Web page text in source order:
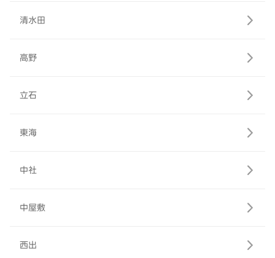
清水田
高野
立石
東海
中社
中屋敷
西出